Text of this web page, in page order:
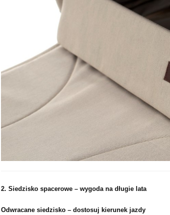
2. Siedzisko spacerowe – wygoda na długie lata
Odwracane siedzisko – dostosuj kierunek jazdy